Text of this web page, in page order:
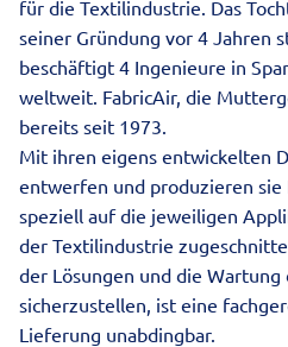
für die Textilindustrie. Das
seiner Gründung vor 4 Jahren
beschäftigt 4 Ingenieure in
weltweit. FabricAir, die
bereits seit 1973.
Mit ihren eigens entwickelten
entwerfen und produzieren
speziell auf die jeweiligen
der Textilindustrie
der Lösungen und die
sicherzustellen, ist eine
Lieferung unabdingbar.